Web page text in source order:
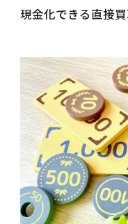
現金化できる直接